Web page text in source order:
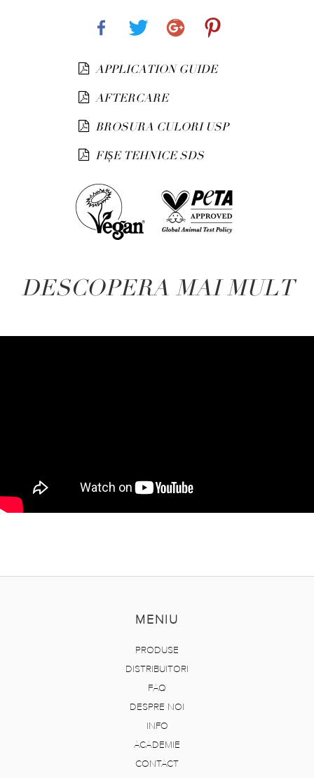
APPLICATION GUIDE
AFTERCARE
BROSURA CULORI USP
FIȘE TEHNICE SDS
DESCOPERA MAI MULT
MENIU
PRODUSE
DISTRIBUITORI
FAQ
DESPRE NOI
INFO
ACADEMIE
CONTACT